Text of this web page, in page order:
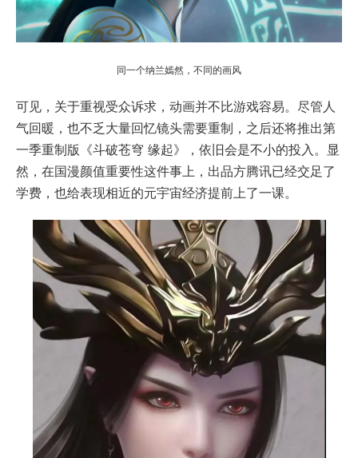
同一个纳兰嫣然，不同的画风
可见，关于重视受众诉求，动画并不比游戏容易。尽管人
气回暖，也不乏大量回忆镜头需要重制，之后还将推出第
一季重制版《斗破苍穹 缘起》，依旧会是不小的投入。显
然，在国漫颜值重要性这件事上，出品方腾讯已经交足了
学费，也给表现相近的元宇宙经济提前上了一课。